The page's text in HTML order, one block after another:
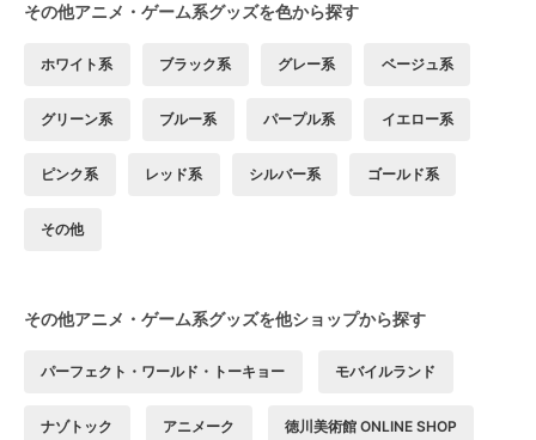
その他アニメ・ゲーム系グッズを色から探す
ホワイト系 ブラック系 グレー系 ベージュ系
グリーン系 ブルー系 パープル系 イエロー系
ピンク系 レッド系 シルバー系 ゴールド系
その他
その他アニメ・ゲーム系グッズを他ショップから探す
パーフェクト・ワールド・トーキョー モバイルランド
ナゾトック アニメーク 徳川美術館 ONLINE SHOP